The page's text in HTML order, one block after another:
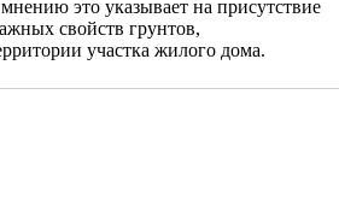
это указывает на присутствие
свойств грунтов,
участка жилого дома.